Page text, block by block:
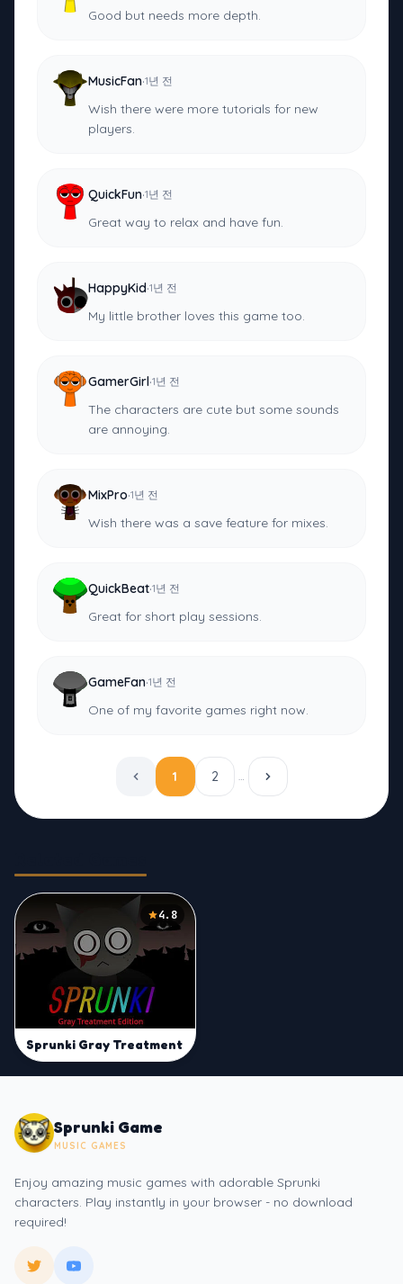
Good but needs more depth.
MusicFan·1년 전
Wish there were more tutorials for new
players.
QuickFun·1년 전
Great way to relax and have fun.
HappyKid·1년 전
My little brother loves this game too.
GamerGirl·1년 전
The characters are cute but some sounds
are annoying.
MixPro·1년 전
Wish there was a save feature for mixes.
QuickBeat·1년 전
Great for short play sessions.
GameFan·1년 전
One of my favorite games right now.
1 2 …
4.8
Sprunki Gray Treatment
Sprunki Game
MUSIC GAMES
Enjoy amazing music games with adorable Sprunki
characters. Play instantly in your browser - no download
required!